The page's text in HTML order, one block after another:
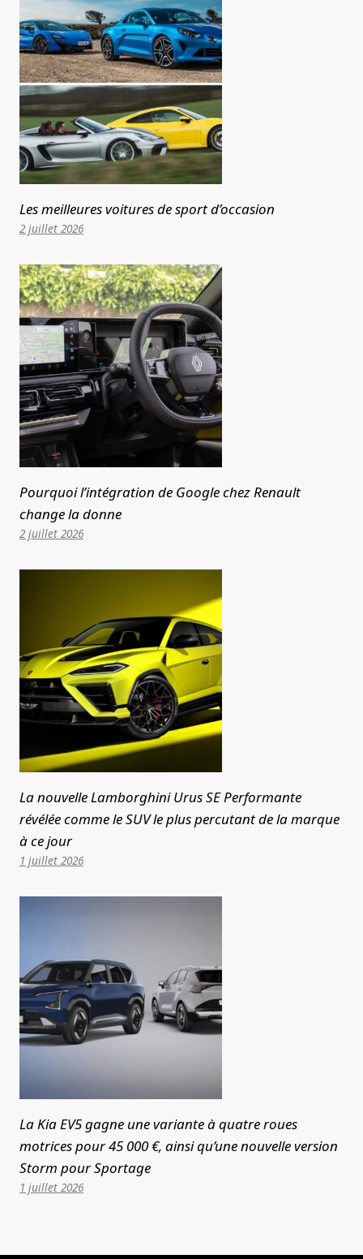
Les meilleures voitures de sport d’occasion
2 juillet 2026
Pourquoi l’intégration de Google chez Renault
change la donne
2 juillet 2026
La nouvelle Lamborghini Urus SE Performante
révélée comme le SUV le plus percutant de la marque
à ce jour
1 juillet 2026
La Kia EV5 gagne une variante à quatre roues
motrices pour 45 000 €, ainsi qu’une nouvelle version
Storm pour Sportage
1 juillet 2026